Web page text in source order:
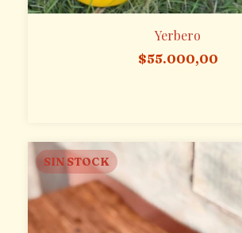
Yerbero
$55.000,00
SIN STOCK